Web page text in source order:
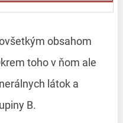
obsahom
toho v ňom ale
látok a
B.